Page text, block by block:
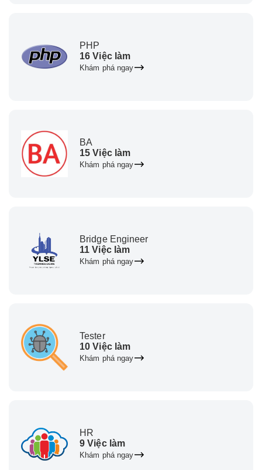
PHP
16 Việc làm
Khám phá ngay
BA
15 Việc làm
Khám phá ngay
Bridge Engineer
11 Việc làm
Khám phá ngay
Tester
10 Việc làm
Khám phá ngay
HR
9 Việc làm
Khám phá ngay